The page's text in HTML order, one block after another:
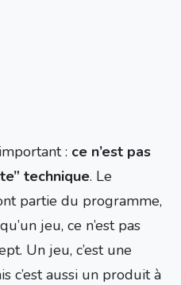
: ce n’est pas
technique. Le
partie du programme,
jeu, ce n’est pas
Un jeu, c’est une
c’est aussi un produit à